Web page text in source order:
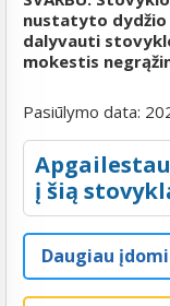
nustatyto dydžio
dalyvauti
mokestis
Pasiūlymo data:
į šią
Daugiau